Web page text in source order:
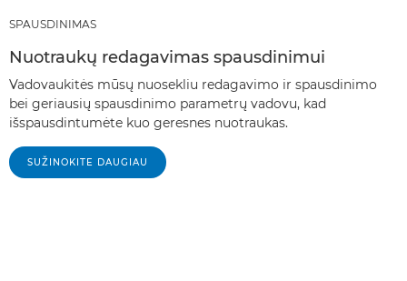
SPAUSDINIMAS
Nuotraukų redagavimas spausdinimui
Vadovaukitės mūsų nuosekliu redagavimo ir spausdinimo
bei geriausių spausdinimo parametrų vadovu, kad
išspausdintumėte kuo geresnes nuotraukas.
SUŽINOKITE DAUGIAU